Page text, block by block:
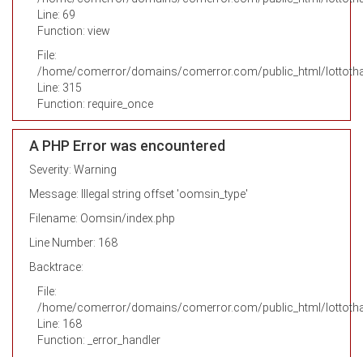
Line: 69
Function: view
File:
/home/comerror/domains/comerror.com/public_html/
Line: 315
Function: require_once
A PHP Error was encountered
Severity: Warning
Message: Illegal string offset 'oomsin_type'
Filename: Oomsin/index.php
Line Number: 168
Backtrace:
File:
/home/comerror/domains/comerror.com/public_html/
Line: 168
Function: _error_handler